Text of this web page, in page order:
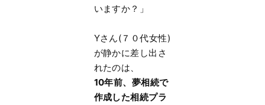
いますか？」
Yさん(７０代女性)
が静かに差し出さ
れたのは、
10年前、夢相続で
作成した相続プラ